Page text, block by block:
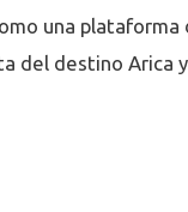
una
destino Arica